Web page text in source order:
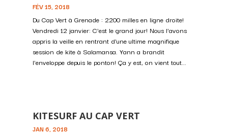
FÉV 15, 2018
Du Cap Vert à Grenade : 2200 milles en ligne droite!
Vendredi 12 janvier: C'est le grand jour! Nous l'avons
appris la veille en rentrant d'une ultime magnifique
session de kite à Salamansa. Yann a brandit
l'enveloppe depuis le ponton! Ça y est, on vient tout...
KITESURF AU CAP VERT
JAN 6, 2018